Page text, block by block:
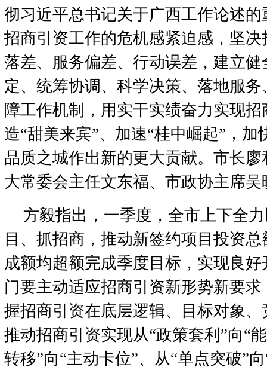
彻习近平总书记关于广西工作论述
招商引资工作的危机感紧迫感，坚
落差、服务偏差、行动误差，建立
定、统筹协调、科学决策、落地服
障工作机制，用实干实绩奋力实现
造“甜美来宾”、加速“桂中崛起”，加
品质之城作出新的更大贡献。市长
大常委会主任文东福、市政协主席
方毅指出，一季度，全市上下全
目、抓招商，推动新签约项目投资
成额均超额完成季度目标，实现良
门要主动适应招商引资新形势新要
握招商引资在底层逻辑、目标对象
推动招商引资实现从“政策套利”向“
转移”向“主动卡位”、从“单点突破”